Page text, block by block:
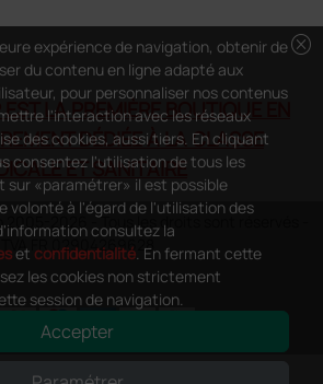
LA PREMIÈRE BOUTIQUE EN
DÉDIÉE À LA CLASSE
ET SANITAIRE
2005-2026 - Tous les droits sont réservés -
TVA FR 02904269628
reCAPTCHA and the Google
cancel
expérience de navigation, obtenir de
du contenu en ligne adapté aux
pour personnaliser nos contenus
l'interaction avec les réseaux
des cookies, aussi tiers. En cliquant
consentez l'utilisation de tous les
sur «paramétrer» il est possible
volonté à l'égard de l'utilisation des
consultez la
et confidentialité. En fermant cette
les cookies non strictement
session de navigation.
Accepter